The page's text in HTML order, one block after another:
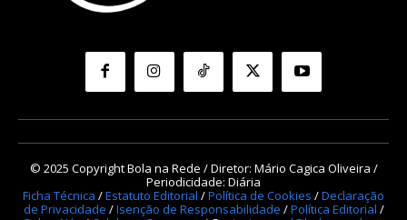
© 2025 Copyright Bola na Rede / Diretor: Mário Cagica Oliveira /
Periodicidade: Diária
Ficha Técnica /Estatuto Editorial /Política de Cookies /Declaração
de Privacidade /Isenção de Responsabilidade /Política Editorial /